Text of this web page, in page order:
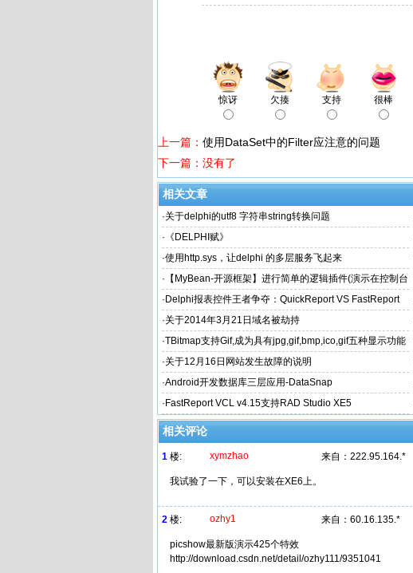
惊讶 欠揍 支持 很棒
上一篇： 使用DataSet中的Filter应注意的问题
下一篇：没有了
相关文章
·关于delphi的utf8 字符串string转换问题
· 《DELPHI赋》
·使用http.sys，让delphi 的多层服务飞起来
· 【MyBean-开源框架】进行简单的逻辑插件(演示在控制台
中应用)
· Delphi报表控件王者争夺：QuickReport VS FastReport
·关于2014年3月21日域名被劫持
·TBitmap支持Gif,成为具有jpg,gif,bmp,ico,gif五种显示功能
的图片控件
·关于12月16日网站发生故障的说明
·Android开发数据库三层应用-DataSnap
· FastReport VCL v4.15支持RAD Studio XE5
相关评论
1 楼: xymzhao 来自： 222.95.164.*
我试验了一下，可以安装在XE6上。
2 楼: ozhy1 来自： 60.16.135.*
picshow最新版演示425个特效
http://download.csdn.net/detail/ozhy111/9351041